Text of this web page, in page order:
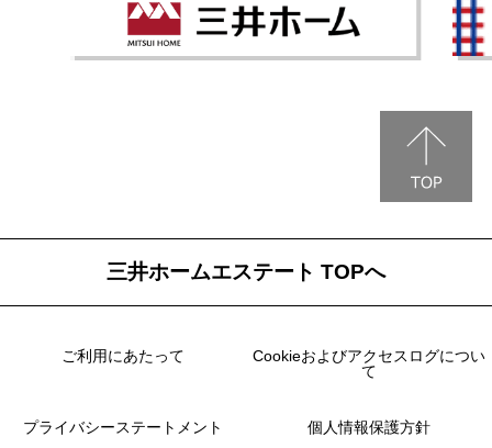
三井ホームエステート TOPへ
ご利用にあたって
Cookieおよびアクセスログについ
て
プライバシーステートメント 個人情報保護方針